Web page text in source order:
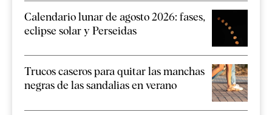
Calendario lunar de agosto 2026: fases,
eclipse solar y Perseidas
Trucos caseros para quitar las manchas
negras de las sandalias en verano